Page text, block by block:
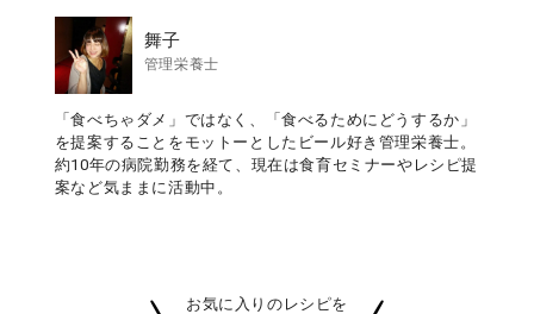
舞子
管理栄養士
「食べちゃダメ」ではなく、「食べるためにどうするか」
を提案することをモットーとしたビール好き管理栄養士。
約10年の病院勤務を経て、現在は食育セミナーやレシピ提
案など気ままに活動中。
お気に入りのレシピを